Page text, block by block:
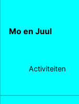
Mo en Juul
Activiteiten